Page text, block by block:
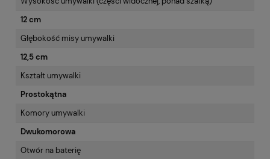
12 cm
Głębokość misy umywalki
12,5 cm
Kształt umywalki
Prostokątna
Komory umywalki
Dwukomorowa
Otwór na baterię